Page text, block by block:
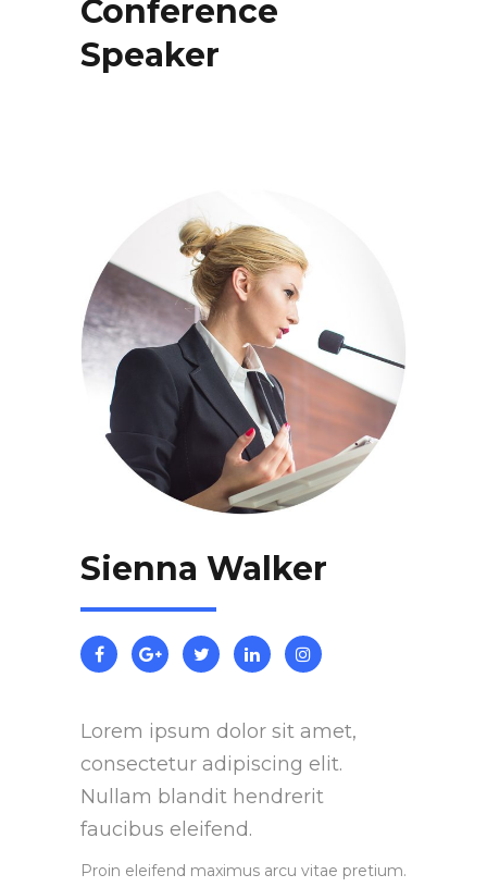
Conference
Speaker
Sienna Walker
Lorem ipsum dolor sit amet,
consectetur adipiscing elit.
Nullam blandit hendrerit
faucibus eleifend.
Proin eleifend maximus arcu vitae pretium.